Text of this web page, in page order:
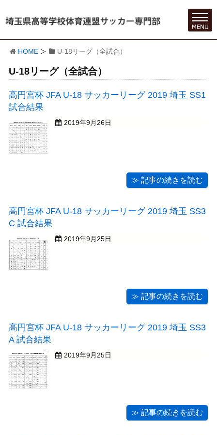
HOME U-18リーグ（全試合）
U-18リーグ（全試合）
高円宮杯 JFA U-18 サッカーリーグ 2019 埼玉 SS1
試合結果
2019年9月26日
≫ 記事の続きを読む
高円宮杯 JFA U-18 サッカーリーグ 2019 埼玉 SS3
C 試合結果
2019年9月25日
≫ 記事の続きを読む
高円宮杯 JFA U-18 サッカーリーグ 2019 埼玉 SS3
A 試合結果
2019年9月25日
≫ 記事の続きを読む